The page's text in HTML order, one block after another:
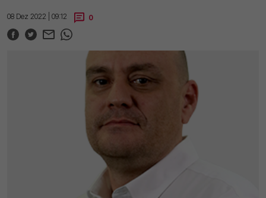
08 Dez 2022 | 09:12 0